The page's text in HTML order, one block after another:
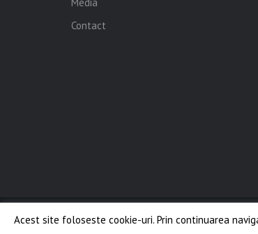
Contact
Acest site foloseste cookie-uri. Prin continuarea